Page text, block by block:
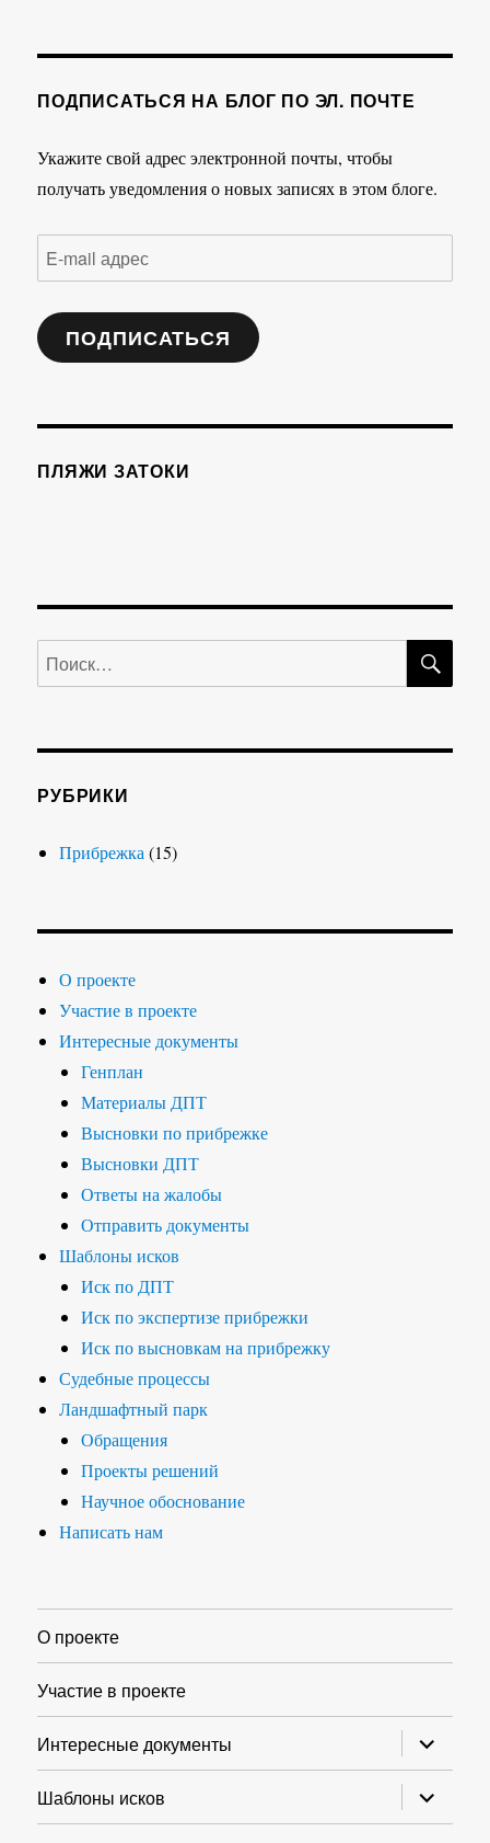
ПОДПИСАТЬСЯ НА БЛОГ ПО ЭЛ. ПОЧТЕ
Укажите свой адрес электронной почты, чтобы
получать уведомления о новых записях в этом блоге.
E-
mail
адрес
ПОДПИСАТЬСЯ
ПЛЯЖИ ЗАТОКИ
Искать:
РУБРИКИ
Прибрежка (15)
О проекте
Участие в проекте
Интересные документы
Генплан
Материалы ДПТ
Высновки по прибрежке
Высновки ДПТ
Ответы на жалобы
Отправить документы
Шаблоны исков
Иск по ДПТ
Иск по экспертизе прибрежки
Иск по высновкам на прибрежку
Судебные процессы
Ландшафтный парк
Обращения
Проекты решений
Научное обоснование
Написать нам
О проекте
Участие в проекте
Интересные документы раскрыть
дочернее
меню
Шаблоны исков
раскрыть
дочернее
меню